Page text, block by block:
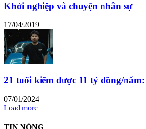
Khởi nghiệp và chuyện nhân sự
17/04/2019
21 tuổi kiếm được 11 tỷ đồng/
07/01/2024
Load more
TIN NÓNG